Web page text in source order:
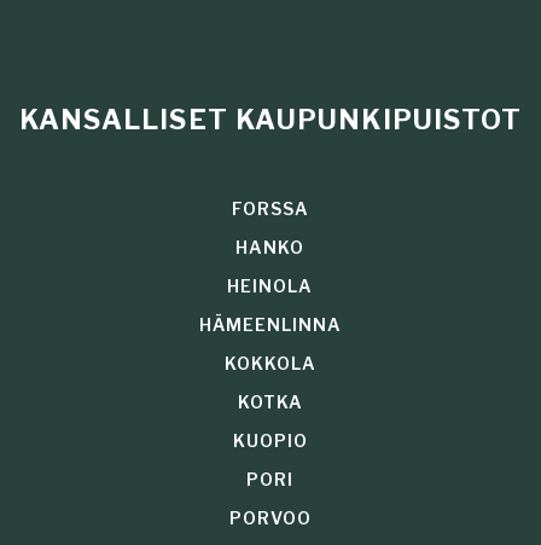
KANSALLISET KAUPUNKIPUISTOT
FORSSA
HANKO
HEINOLA
HÄMEENLINNA
KOKKOLA
KOTKA
KUOPIO
PORI
PORVOO